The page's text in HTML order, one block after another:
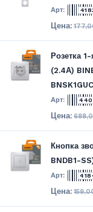
Розетка
(2.4А)
Кнопка
BNDB1-